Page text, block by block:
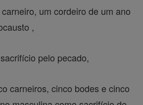
um cordeiro de um ano
,
pelo pecado,
carneiros, cinco bodes e cinco